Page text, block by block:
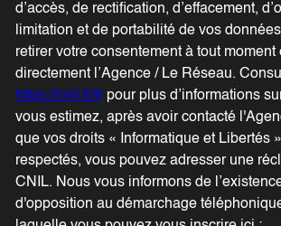
d’accès, de rectification, d’effacement,
limitation et de portabilité de vos
retirer votre consentement à tout moment
directement l’Agence / Le Réseau.
https://cnil.fr/frpour plus d’informations
vous estimez, après avoir contacté
que vos droits « Informatique et Libertés
respectés, vous pouvez adresser une
CNIL. Nous vous informons de
d'opposition au démarchage